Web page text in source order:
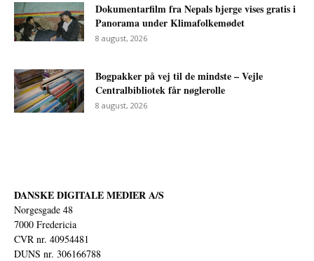
Dokumentarfilm fra Nepals bjerge vises gratis i
Panorama under Klimafolkemødet
8 august, 2026
Bogpakker på vej til de mindste – Vejle
Centralbibliotek får nøglerolle
8 august, 2026
DANSKE DIGITALE MEDIER A/S
Norgesgade 48
7000 Fredericia
CVR nr. 40954481
DUNS nr. 306166788